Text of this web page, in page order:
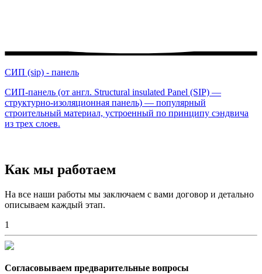
СИП (sip) - панель
СИП-панель (от англ. Structural insulated Panel (SIP) —
структурно-изоляционная панель) — популярный
строительный материал, устроенный по принципу сэндвича
из трех слоев.
Как мы работаем
На все наши работы мы заключаем с вами договор и детально
описываем каждый этап.
1
Согласовываем предварительные вопросы